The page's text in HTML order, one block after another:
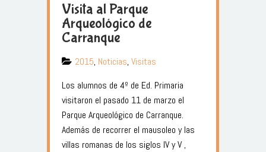
Visita al Parque
Arqueológico de
Carranque
2015, Noticias, Visitas
Los alumnos de 4º de Ed. Primaria
visitaron el pasado 11 de marzo el
Parque Arqueológico de Carranque.
Además de recorrer el mausoleo y las
villas romanas de los siglos lV y V ,